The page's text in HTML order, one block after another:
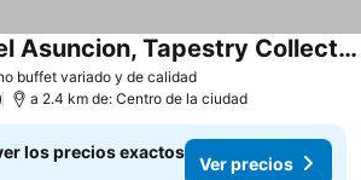
buffet variado y de calidad
Palmaroga Hotel Asuncion, Tapestry Collection by Hilton
a 2.4 km de: Centro de la ciudad
los precios exactos
Ver precios